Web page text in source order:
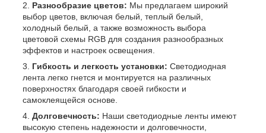
Разнообразие цветов: Мы предлагаем широкий
выбор цветов, включая белый, теплый белый,
холодный белый, а также возможность выбора
цветовой схемы RGB для создания разнообразных
эффектов и настроек освещения.
Гибкость и легкость установки: Светодиодная
лента легко гнется и монтируется на различных
поверхностях благодаря своей гибкости и
самоклеящейся основе.
Долговечность: Наши светодиодные ленты имеют
высокую степень надежности и долговечности,